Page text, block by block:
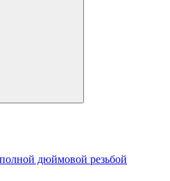
дюймовой резьбой